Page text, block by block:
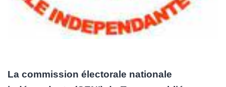
La commission électorale nationale